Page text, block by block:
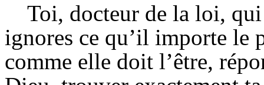
Toi, docteur de la loi,
ignores ce qu’il importe le
comme elle doit l’être,